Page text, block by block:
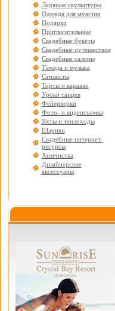
Ледяные скульптуры
Одежда для мужчин
Подарки
Пригласительные
Свадебные букеты
Свадебные путешествия
Свадебные салоны
Тамада и музыка
Стилисты
Торты и караваи
Уроки танцев
Фейерверки
Фото- и видеосъемка
Яхты и теплоходы
Шарики
Свадебные интернет-
ресурсы
Химчистка
Дизайнерские
аксессуары